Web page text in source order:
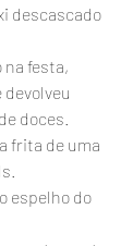
descascado
na festa,
doces.
frita de uma
espelho do